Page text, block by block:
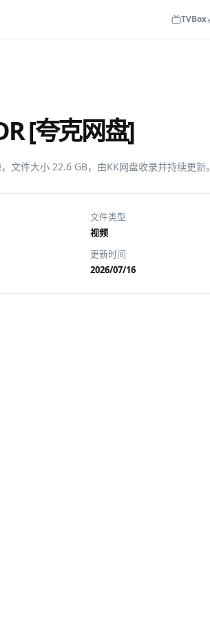
TVBox
[夸克网盘]
件大小 22.6 GB，由KK网盘收录并持续更新。
文件类型
视频
更新时间
2026/07/16